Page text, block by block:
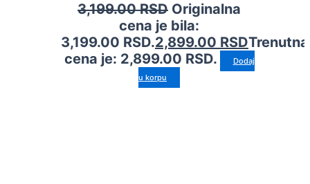
3,199.00RSD Originalna
cena je bila:
3,199.00 RSD.2,899.00 RSDTrenutna
cena je: 2,899.00 RSD.
Dodaj
u korpu